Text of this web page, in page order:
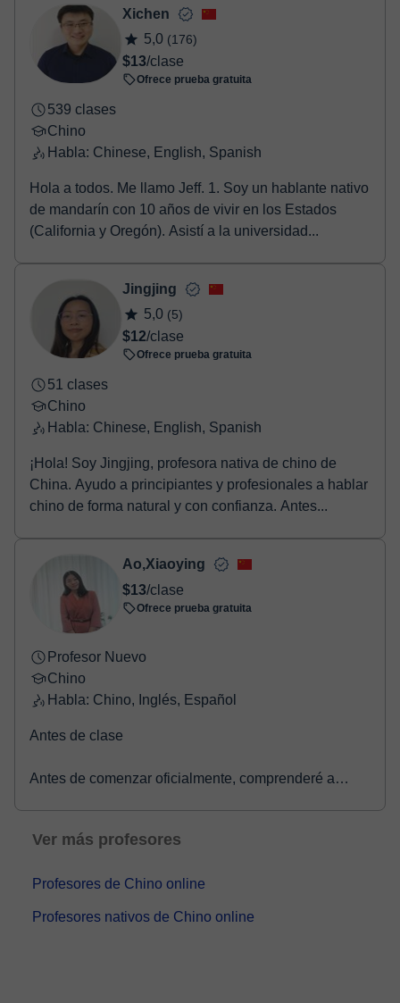
- Paypal.
Una vez realices el pago de la clase, recibirás un e-mail de
confirmación de la reserva.
Xichen
5,0 (176)
$13/clase
Ofrece prueba gratuita
539 clases
Chino
Habla: Chinese, English, Spanish
Hola a todos. Me llamo Jeff. 1. Soy un hablante nativo
de mandarín con 10 años de vivir en los Estados
(California y Oregón). Asistí a la universidad...
Jingjing
5,0 (5)
$12/clase
Ofrece prueba gratuita
51 clases
Chino
Habla: Chinese, English, Spanish
¡Hola! Soy Jingjing, profesora nativa de chino de
China. Ayudo a principiantes y profesionales a hablar
chino de forma natural y con confianza. Antes...
Ao,Xiaoying
$13/clase
Ofrece prueba gratuita
Profesor Nuevo
Chino
Habla: Chino, Inglés, Español
Antes de clase
Antes de comenzar oficialmente, comprenderé a
Ver más profesores
Profesores de Chino online
Profesores nativos de Chino online